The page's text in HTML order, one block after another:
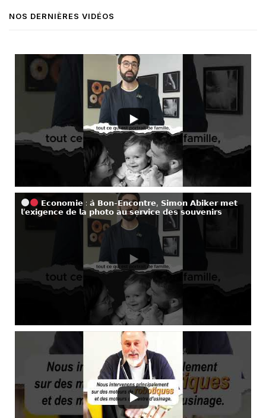
NOS DERNIÈRES VIDÉOS
𝗘𝗰𝗼𝗻𝗼𝗺𝗶𝗲 : 𝗮̀ 𝗕𝗼𝗻-𝗘𝗻𝗰𝗼𝗻𝘁𝗿𝗲, 𝗦𝗶𝗺𝗼𝗻 𝗔𝗯𝗶𝗸𝗲𝗿 𝗺𝗲𝘁
𝗹’𝗲𝘅𝗶𝗴𝗲𝗻𝗰𝗲 𝗱𝗲 𝗹𝗮 𝗽𝗵𝗼𝘁𝗼 𝗮𝘂 𝘀𝗲𝗿𝘃𝗶𝗰𝗲 𝗱𝗲𝘀 𝘀𝗼𝘂𝘃𝗲𝗻𝗶𝗿𝘀